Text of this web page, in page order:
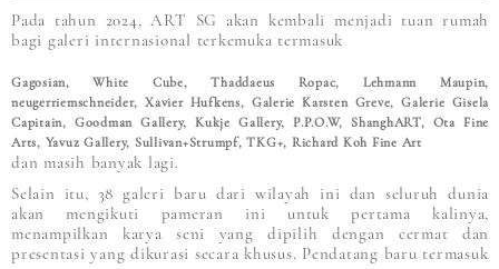
Pada tahun 2024, ART SG akan kembali menjadi tuan rumah
bagi galeri internasional terkemuka termasuk
Gagosian, White Cube, Thaddaeus Ropac, Lehmann Maupin,
neugerriemschneider, Xavier Hufkens, Galerie Karsten Greve, Galerie Gisela
Capitain, Goodman Gallery, Kukje Gallery, P.P.O.W, ShanghART, Ota Fine
Arts, Yavuz Gallery, Sullivan+Strumpf, TKG+, Richard Koh Fine Art
dan masih banyak lagi.
Selain itu, 38 galeri baru dari wilayah ini dan seluruh dunia
akan mengikuti pameran ini untuk pertama kalinya,
menampilkan karya seni yang dipilih dengan cermat dan
presentasi yang dikurasi secara khusus. Pendatang baru termasuk